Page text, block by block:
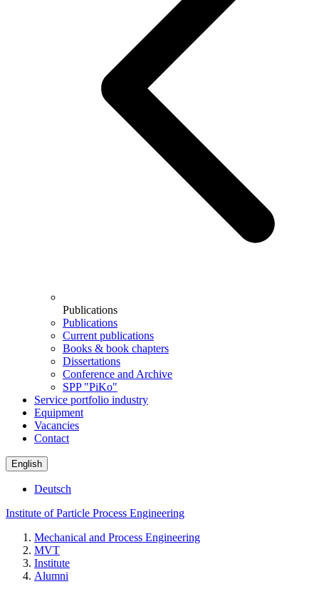
Publications
Publications
Current publications
Books & book chapters
Dissertations
Conference and Archive
SPP "PiKo"
Service portfolio industry
Equipment
Vacancies
Contact
English
Deutsch
Institute of Particle Process Engineering
Mechanical and Process Engineering
MVT
Institute
Alumni